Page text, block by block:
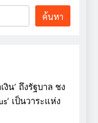
ค้นหา
น’ ถึงรัฐบาล ชง
เป็นวาระแห่ง